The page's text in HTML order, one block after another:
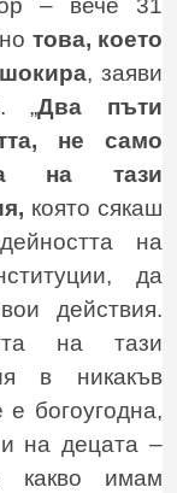
– вече 31
това, което
, заяви
„Два пъти
не само
на тази
която сякаш
на
да
действия.
на тази
в никакъв
богоугодна,
на децата –
какво имам